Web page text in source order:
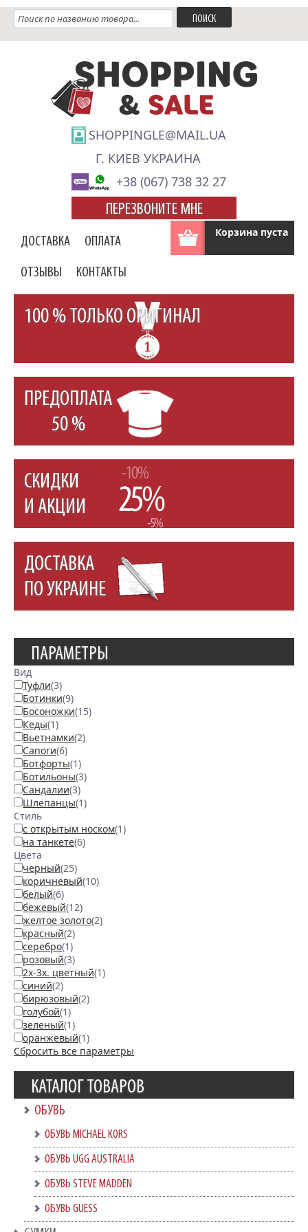
SHOPPINGLE@MAIL.UA
Г. КИЕВ УКРАИНА
+38 (067) 738 32 27
ПЕРЕЗВОНИТЕ МНЕ
Корзина пуста
ДОСТАВКА ОПЛАТА
ОТЗЫВЫ КОНТАКТЫ
100 % ТОЛЬКО ОРИГИНАЛ
ПРЕДОПЛАТА
50 %
СКИДКИ
И АКЦИИ
ДОСТАВКА
ПО УКРАИНЕ
ПАРАМЕТРЫ
Вид
Туфли(3)
Ботинки(9)
Босоножки(15)
Кеды(1)
Вьетнамки(2)
Сапоги(6)
Ботфорты(1)
Ботильоны(3)
Сандалии(3)
Шлепанцы(1)
Стиль
с открытым носком(1)
на танкете(6)
Цвета
черный(25)
коричневый(10)
белый(6)
бежевый(12)
желтое золото(2)
красный(2)
серебро(1)
розовый(3)
2х-3х. цветный(1)
синий(2)
бирюзовый(2)
голубой(1)
зеленый(1)
оранжевый(1)
Сбросить все параметры
КАТАЛОГ ТОВАРОВ
ОБУВЬ
ОБУВЬ MICHAEL KORS
ОБУВЬ UGG AUSTRALIA
ОБУВЬ STEVE MADDEN
ОБУВЬ GUESS